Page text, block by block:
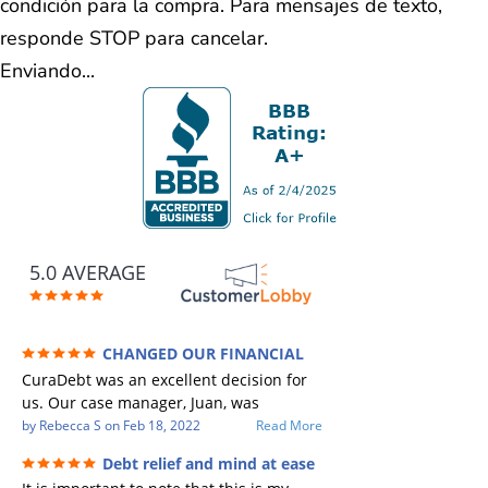
condición para la compra. Para mensajes de texto,
responde STOP para cancelar.
Enviando...
5.0 AVERAGE
CHANGED OUR FINANCIAL
FUTURE (credit 200 Points / 90 K in debt
GONE)
CuraDebt was an excellent decision for
us. Our case manager, Juan, was
incredible to work with. He and Julio
Every communication was quickly
by Rebecca S on Feb 18, 2022 Read More
Debt relief and mind at ease